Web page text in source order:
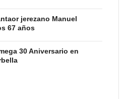
jerezano Manuel
67 años
30 Aniversario en